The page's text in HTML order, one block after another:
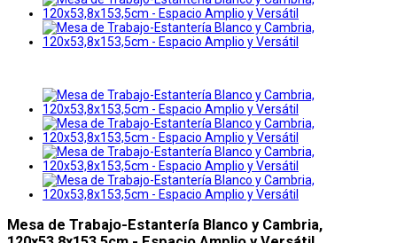
Mesa de Trabajo-Estantería Blanco y Cambria,